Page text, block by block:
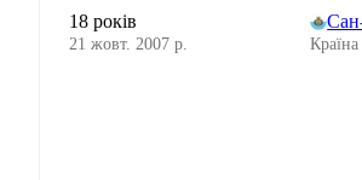
18 років
21 жовт. 2007 р. Країна